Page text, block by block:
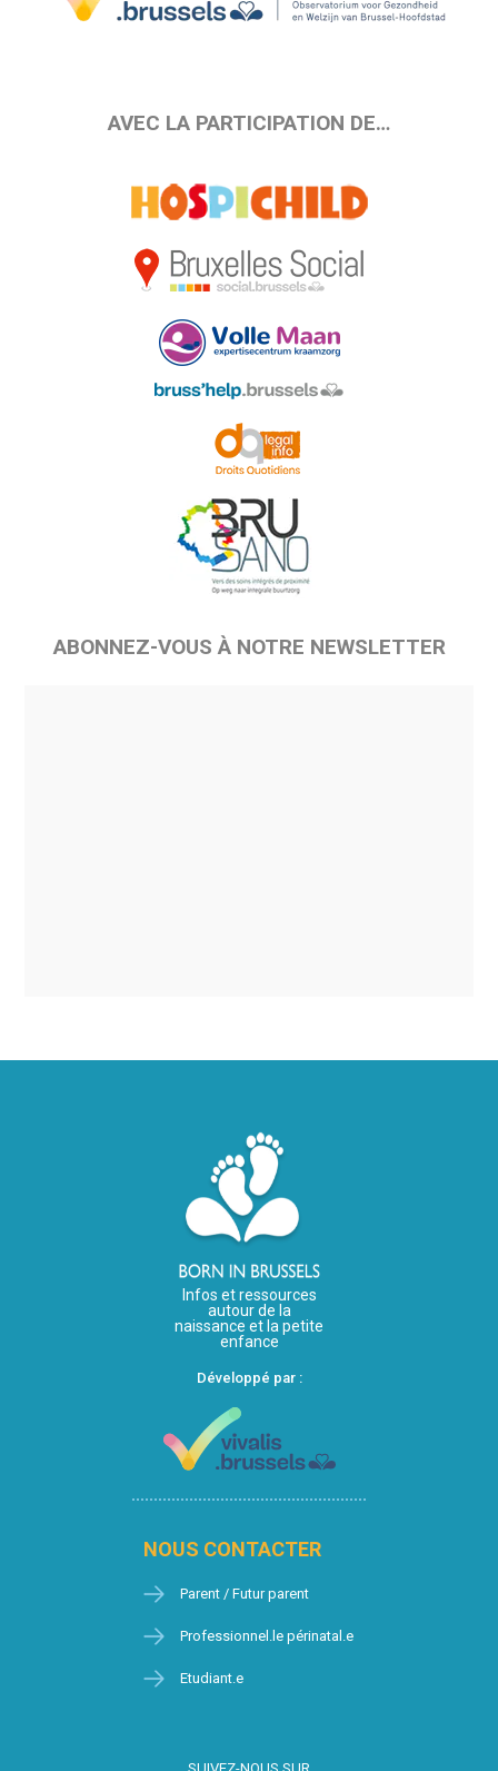
AVEC LA PARTICIPATION DE…
ABONNEZ-VOUS À NOTRE NEWSLETTER
Infos et ressources
autour de la
naissance et la petite
enfance
Développé par :
NOUS CONTACTER
Parent / Futur parent
Professionnel.le périnatal.e
Etudiant.e